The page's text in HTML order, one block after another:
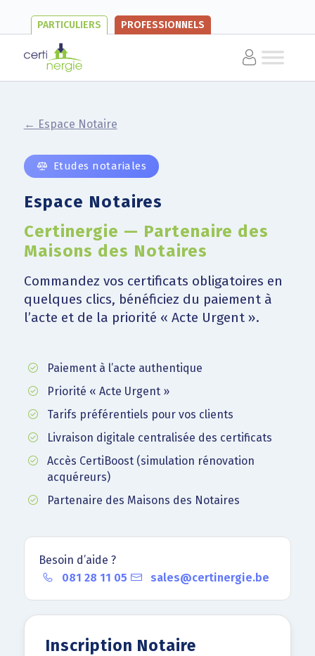
PARTICULIERS PROFESSIONNELS
← Espace Notaire
Etudes notariales
Espace Notaires
Certinergie — Partenaire des
Maisons des Notaires
Commandez vos certificats obligatoires en
quelques clics, bénéficiez du paiement à
l’acte et de la priorité « Acte Urgent ».
Paiement à l’acte authentique
Priorité « Acte Urgent »
Tarifs préférentiels pour vos clients
Livraison digitale centralisée des certificats
Accès CertiBoost (simulation rénovation
acquéreurs)
Partenaire des Maisons des Notaires
Besoin d’aide ?
081 28 11 05
sales@certinergie.be
Inscription Notaire